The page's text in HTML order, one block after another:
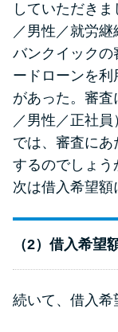
していただき
／男性／就労継
バンクイックの
ードローンを
があった。審
／男性／正社員
では、審査に
するのでしょう
次は借入希望額
（2）借入希望
続いて、借入希